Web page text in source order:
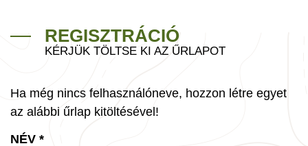
REGISZTRÁCIÓ
KÉRJÜK TÖLTSE KI AZ ŰRLAPOT
Ha még nincs felhasználóneve, hozzon létre egyet
az alábbi űrlap kitöltésével!
NÉV *